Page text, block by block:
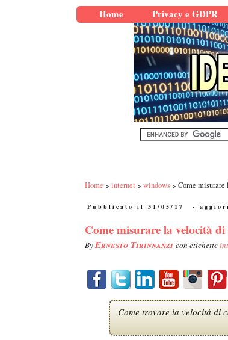
Home Privacy e GDPR
Home internet windows Come
Pubblicato il 31/05/17 -
Come misurare la velocità
ByErnesto Tirinnanzi con etichette
Come trovare la velocità di